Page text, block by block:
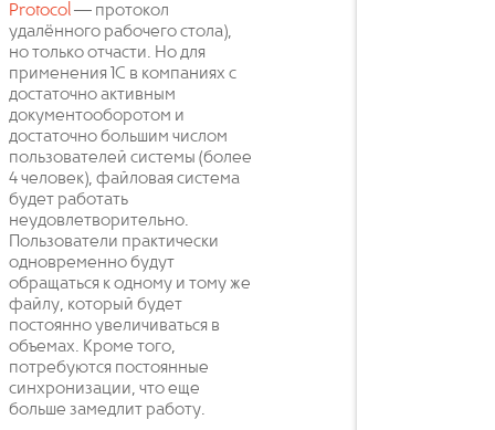
Protocol— протокол
удалённого рабочего стола),
но только отчасти. Но для
применения 1С в компаниях с
достаточно активным
документооборотом и
достаточно большим числом
пользователей системы (более
4 человек), файловая система
будет работать
неудовлетворительно.
Пользователи практически
одновременно будут
обращаться к одному и тому же
файлу, который будет
постоянно увеличиваться в
объемах. Кроме того,
потребуются постоянные
синхронизации, что еще
больше замедлит работу.